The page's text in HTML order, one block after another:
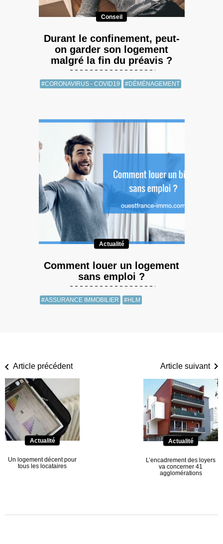
Conseil
Durant le confinement, peut-
on garder son logement
malgré la fin du préavis ?
#CORONAVIRUS - COVID19 #DÉMÉNAGEMENT
Actualité
Comment louer un logement
sans emploi ?
#ASSURANCE IMMOBILIER #HLM
Article précédent
Actualité
Un logement décent pour
tous les locataires
Article suivant
Actualité
L’encadrement des loyers
va concerner 41
agglomérations